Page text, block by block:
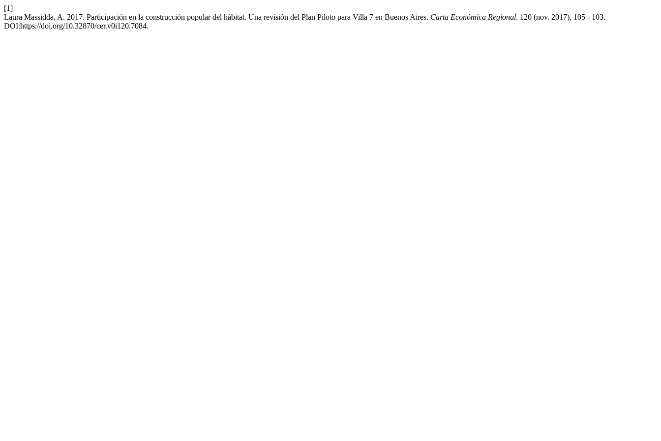
[1]
Laura Massidda, A. 2017. Participación en la construcción popular del hábitat. Una revisión del Plan Piloto para Villa 7 en Buenos Aires. Carta Económica Regional. 120 (nov. 2017), 105 - 103.
DOI:https://doi.org/10.32870/cer.v0i120.7084.